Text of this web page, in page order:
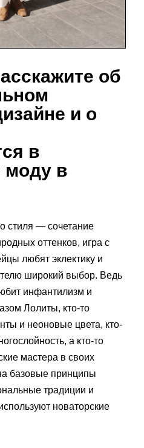
об
и о
в
моду в
стиля — сочетание
оттенков, игра с
любят эклектику и
широкий выбор. Ведь
инфантилизм и
Лолиты, кто-то
и неоновые цвета, кто-
а кто-то
мастера в своих
базовые принципы
традиции и
новаторские